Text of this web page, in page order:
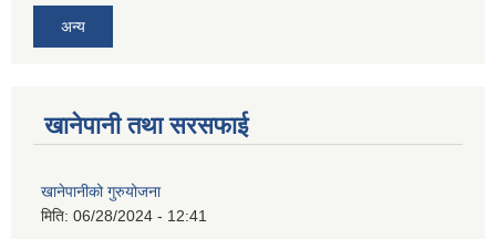
अन्य
खानेपानी तथा सरसफाई
खानेपानीको गुरुयोजना
मिति: 06/28/2024 - 12:41